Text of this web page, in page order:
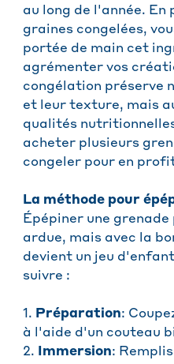
au long de l'année.
graines congelées,
portée de main cet
agrémenter vos
congélation préserve
et leur texture, mais
qualités
acheter plusieurs
congeler pour en
La méthode pour
Épépiner une
ardue, mais avec la
devient un jeu
suivre :
1. Préparation:
à l'aide d'un couteau
2. Immersion: